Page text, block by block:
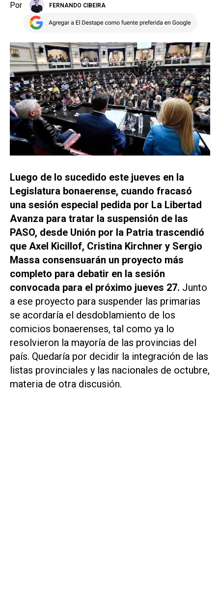
Por FERNANDO CIBEIRA
Luego de lo sucedido este jueves en la
Legislatura bonaerense, cuando fracasó
una sesión especial pedida por La Libertad
Avanza para tratar la suspensión de las
PASO, desde Unión por la Patria trascendió
que Axel Kicillof, Cristina Kirchner y Sergio
Massa consensuarán un proyecto más
completo para debatir en la sesión
convocada para el próximo jueves 27. Junto
a ese proyecto para suspender las primarias
se acordaría el desdoblamiento de los
comicios bonaerenses, tal como ya lo
resolvieron la mayoría de las provincias del
país. Quedaría por decidir la integración de las
listas provinciales y las nacionales de octubre,
materia de otra discusión.